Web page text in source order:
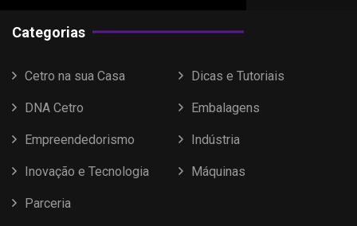
Categorias
Cetro na sua Casa Dicas e Tutoriais
DNA Cetro Embalagens
Empreendedorismo Indústria
Inovação e Tecnologia Máquinas
Parceria